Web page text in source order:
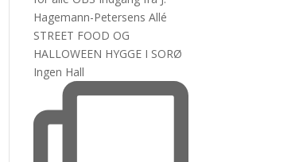
STREET FOOD OG
HALLOWEEN HYGGE I SORØ
Ingen Hall